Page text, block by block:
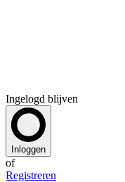
Ingelogd blijven
Inloggen
of
Registreren